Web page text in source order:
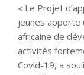
« Le Projet
jeunes apporte
africaine de
activités
Covid-19, a